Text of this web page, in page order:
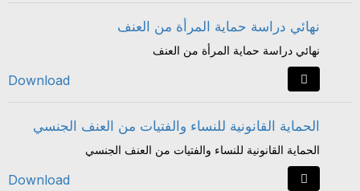
نهائي دراسة حماية المرأة من العنف
نهائي دراسة حماية المرأة من العنف
Download
الحماية القانونية للنساء والفتيات من العنف الجنسي
الحماية القانونية للنساء والفتيات من العنف الجنسي
Download